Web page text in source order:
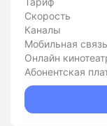
Скорость
Каналы
Мобильная связь
Онлайн
Абонентская